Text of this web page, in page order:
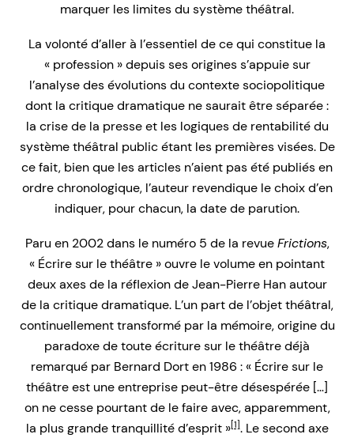
marquer les limites du système théâtral.
La volonté d’aller à l’essentiel de ce qui constitue la
« profession » depuis ses origines s’appuie sur
l’analyse des évolutions du contexte sociopolitique
dont la critique dramatique ne saurait être séparée :
la crise de la presse et les logiques de rentabilité du
système théâtral public étant les premières visées. De
ce fait, bien que les articles n’aient pas été publiés en
ordre chronologique, l’auteur revendique le choix d’en
indiquer, pour chacun, la date de parution.
Paru en 2002 dans le numéro 5 de la revueFrictions,
« Écrire sur le théâtre » ouvre le volume en pointant
deux axes de la réflexion de Jean-Pierre Han autour
de la critique dramatique. L’un part de l’objet théâtral,
continuellement transformé par la mémoire, origine du
paradoxe de toute écriture sur le théâtre déjà
remarqué par Bernard Dort en 1986 : « Écrire sur le
théâtre est une entreprise peut-être désespérée […]
on ne cesse pourtant de le faire avec, apparemment,
la plus grande tranquillité d’esprit »[1]. Le second axe